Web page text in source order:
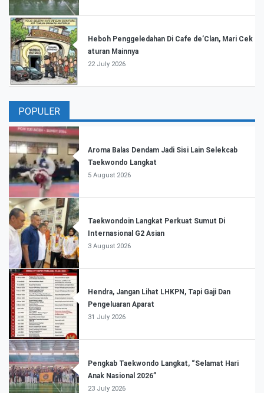
Heboh Penggeledahan Di Cafe de’Clan, Mari Cek
aturan Mainnya
22 July 2026
POPULER
Aroma Balas Dendam Jadi Sisi Lain Selekcab
Taekwondo Langkat
5 August 2026
Taekwondoin Langkat Perkuat Sumut Di
Internasional G2 Asian
3 August 2026
Hendra, Jangan Lihat LHKPN, Tapi Gaji Dan
Pengeluaran Aparat
31 July 2026
Pengkab Taekwondo Langkat, “Selamat Hari
Anak Nasional 2026”
23 July 2026